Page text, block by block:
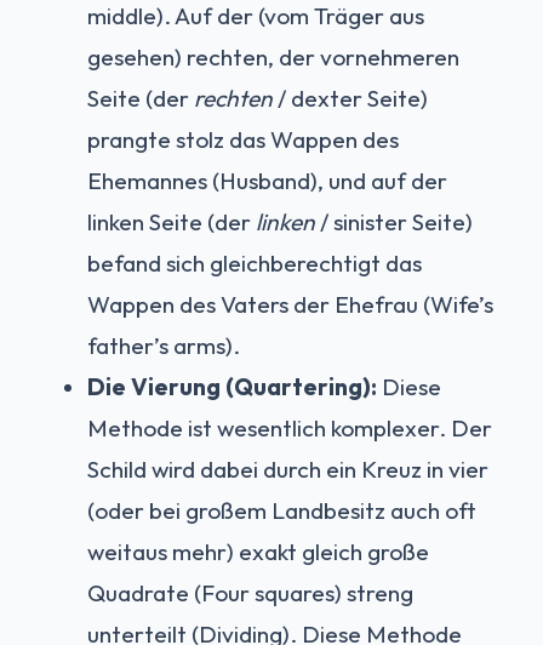
middle). Auf der (vom Träger aus
gesehen) rechten, der vornehmeren
Seite (der rechten/ dexter Seite)
prangte stolz das Wappen des
Ehemannes (Husband), und auf der
linken Seite (der linken/ sinister Seite)
befand sich gleichberechtigt das
Wappen des Vaters der Ehefrau (Wife’s
father’s arms).
Die Vierung (Quartering): Diese
Methode ist wesentlich komplexer. Der
Schild wird dabei durch ein Kreuz in vier
(oder bei großem Landbesitz auch oft
weitaus mehr) exakt gleich große
Quadrate (Four squares) streng
unterteilt (Dividing). Diese Methode